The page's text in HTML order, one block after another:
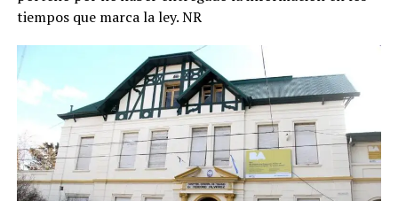
tiempos que marca la ley. NR